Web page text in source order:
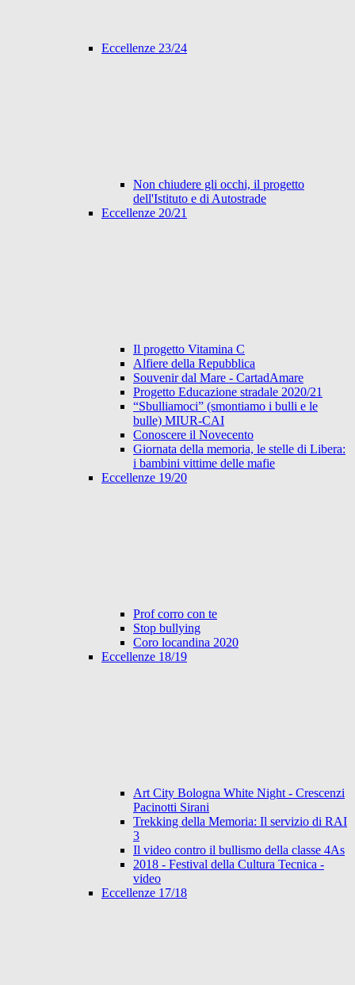
Eccellenze 23/24
Non chiudere gli occhi, il progetto
dell'Istituto e di Autostrade
Eccellenze 20/21
Il progetto Vitamina C
Alfiere della Repubblica
Souvenir dal Mare - CartadAmare
Progetto Educazione stradale 2020/21
“Sbulliamoci” (smontiamo i bulli e le
bulle) MIUR-CAI
Conoscere il Novecento
Giornata della memoria, le stelle di Libera:
i bambini vittime delle mafie
Eccellenze 19/20
Prof corro con te
Stop bullying
Coro locandina 2020
Eccellenze 18/19
Art City Bologna White Night - Crescenzi
Pacinotti Sirani
Trekking della Memoria: Il servizio di RAI
3
Il video contro il bullismo della classe 4As
2018 - Festival della Cultura Tecnica -
video
Eccellenze 17/18